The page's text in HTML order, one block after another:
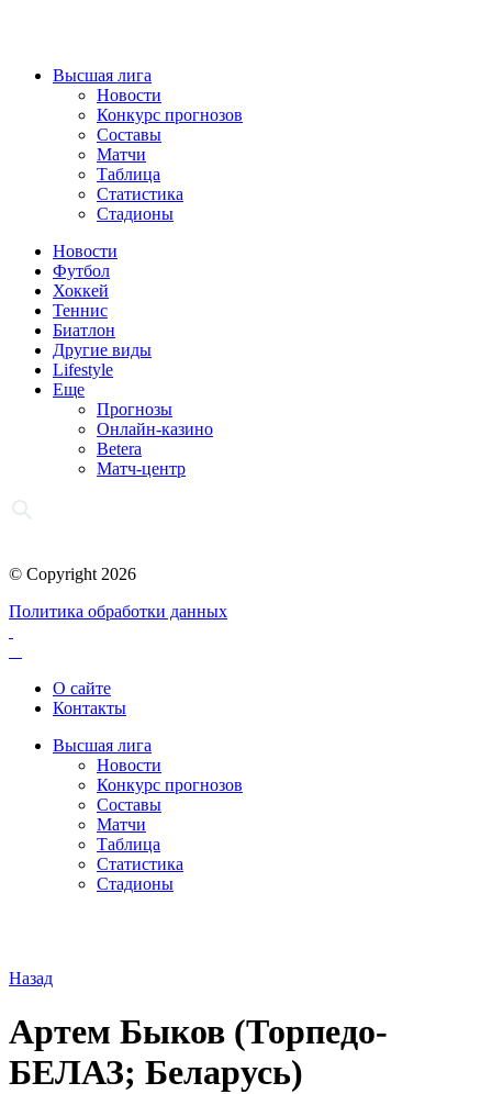
Высшая лига
Новости
Конкурс прогнозов
Составы
Матчи
Таблица
Статистика
Стадионы
Новости
Футбол
Хоккей
Теннис
Биатлон
Другие виды
Lifestyle
Еще
Прогнозы
Онлайн-казино
Betera
Матч-центр
© Copyright 2026
Политика обработки данных
О сайте
Контакты
Высшая лига
Новости
Конкурс прогнозов
Составы
Матчи
Таблица
Статистика
Стадионы
Назад
Артем Быков (Торпедо-
БЕЛАЗ; Беларусь)